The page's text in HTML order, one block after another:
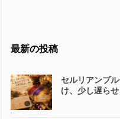
最新の投稿
セルリアンブ
け、少し遅らせ